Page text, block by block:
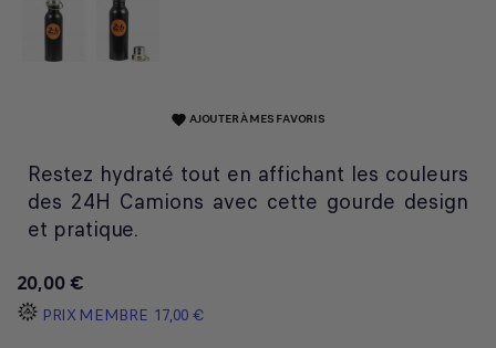
favorite AJOUTER À MES FAVORIS
Restez hydraté tout en affichant les couleurs
des 24H Camions avec cette gourde design
et pratique.
20,00 €
PRIX MEMBRE 17,00 €